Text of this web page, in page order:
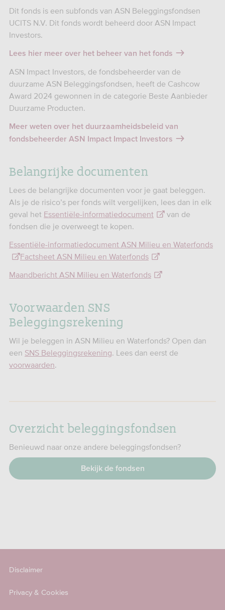
Dit fonds is een subfonds van ASN Beleggingsfondsen
UCITS N.V. Dit fonds wordt beheerd door ASN Impact
Investors.
Lees hier meer over het beheer van het fonds
ASN Impact Investors, de fondsbeheerder van de
duurzame ASN Beleggingsfondsen, heeft de Cashcow
Award 2024 gewonnen in de categorie Beste Aanbieder
Duurzame Producten.
Meer weten over het duurzaamheidsbeleid van
fondsbeheerder ASN Impact Impact Investors
Belangrijke documenten
Lees de belangrijke documenten voor je gaat beleggen.
Als je de risico’s per fonds wilt vergelijken, lees dan in elk
geval het Essentiële-informatiedocument
van de
fondsen die je overweegt te kopen.
Essentiële-informatiedocument ASN Milieu en Waterfonds
Factsheet ASN Milieu en Waterfonds
Maandbericht ASN Milieu en Waterfonds
Voorwaarden SNS
Beleggingsrekening
Wil je beleggen in ASN Milieu en Waterfonds? Open dan
een SNS Beleggingsrekening. Lees dan eerst de
voorwaarden.
Overzicht beleggingsfondsen
Benieuwd naar onze andere beleggingsfondsen?
Bekijk de fondsen
Disclaimer
Privacy & Cookies